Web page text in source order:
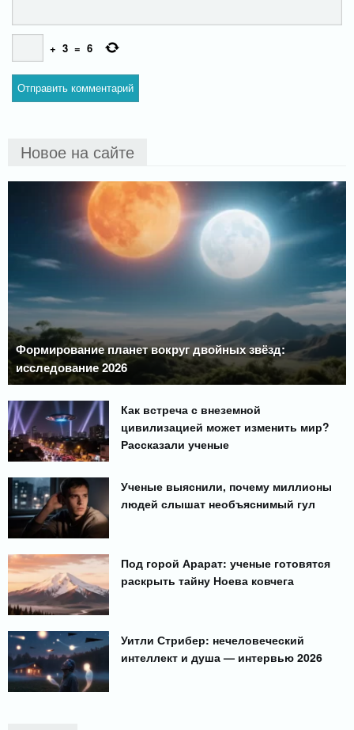
+ 3 = 6
Новое на сайте
Формирование планет вокруг двойных звёзд:
исследование 2026
Как встреча с внеземной
цивилизацией может изменить мир?
Рассказали ученые
Ученые выяснили, почему миллионы
людей слышат необъяснимый гул
Под горой Арарат: ученые готовятся
раскрыть тайну Ноева ковчега
Уитли Стрибер: нечеловеческий
интеллект и душа — интервью 2026